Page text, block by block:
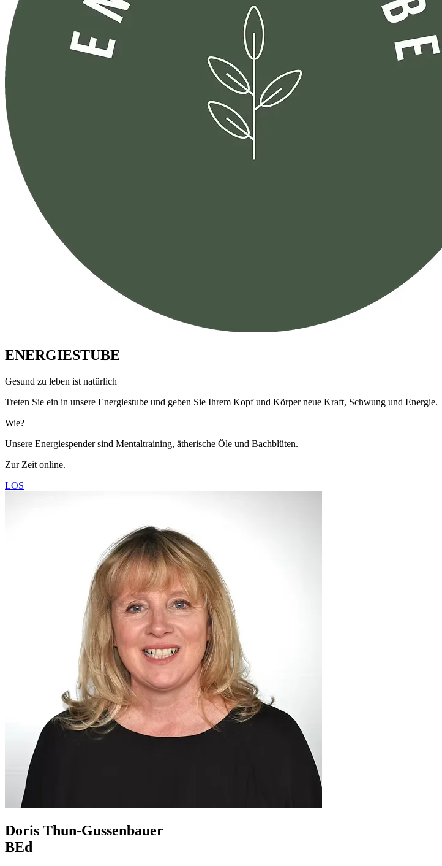
ENERGIESTUBE
Gesund zu leben ist natürlich
Treten Sie ein in unsere Energiestube und geben Sie Ihrem Kopf und Körper neue Kraft, Schwung und Energie.
Wie?
Unsere Energiespender sind Mentaltraining, ätherische Öle und Bachblüten.
Zur Zeit online.
LOS
Doris Thun-Gussenbauer
BEd